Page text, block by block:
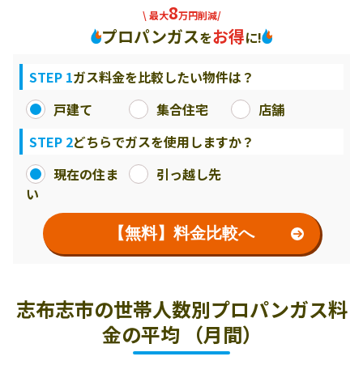
\ 最大8万円削減/
プロパンガスをお得に!
STEP 1ガス料金を比較したい物件は？
戸建て
集合住宅
店舗
STEP 2どちらでガスを使用しますか？
現在の住ま
い
引っ越し先
【無料】料金比較へ
志布志市の世帯人数別プロパンガス料
金の平均 （月間）